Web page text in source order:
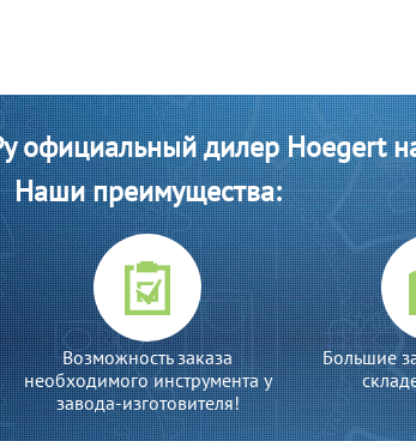
официальный дилер Hoegert
Наши преимущества:
Возможность заказа
необходимого инструмента у
завода-изготовителя!
Большие